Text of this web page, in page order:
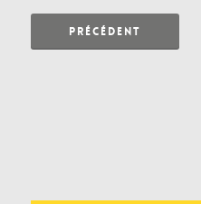
PRÉCÉDENT